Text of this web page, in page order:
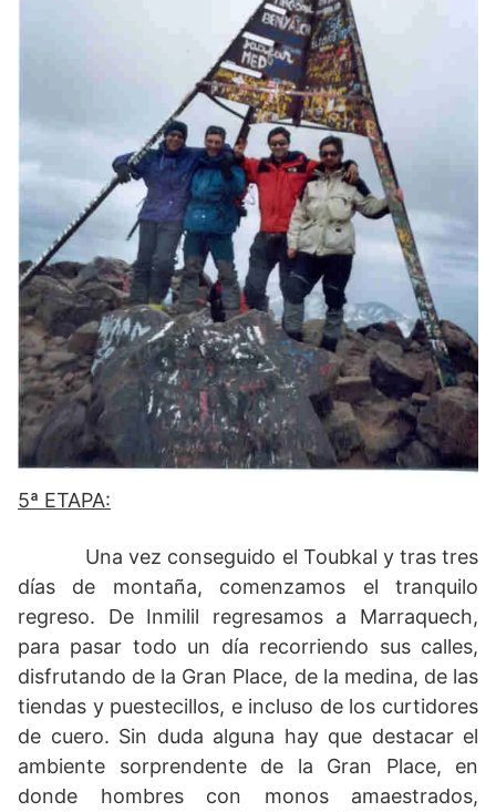
5ª ETAPA:
Una vez conseguido el Toubkal y tras tres
días de montaña, comenzamos el tranquilo
regreso. De Inmilil regresamos a Marraquech,
para pasar todo un día recorriendo sus calles,
disfrutando de la Gran Place, de la medina, de las
tiendas y puestecillos, e incluso de los curtidores
de cuero. Sin duda alguna hay que destacar el
ambiente sorprendente de la Gran Place, en
donde hombres con monos amaestrados,